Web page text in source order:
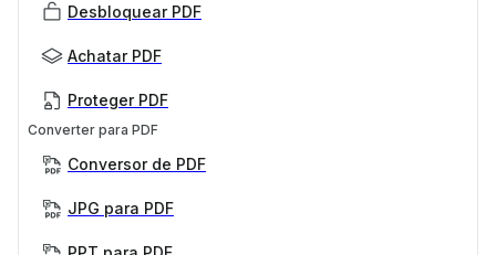
Desbloquear PDF
Achatar PDF
Proteger PDF
Converter para PDF
Conversor de PDF
JPG para PDF